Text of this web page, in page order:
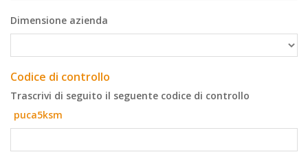
Dimensione azienda
Codice di controllo
Trascrivi di seguito il seguente codice di controllo
puca5ksm